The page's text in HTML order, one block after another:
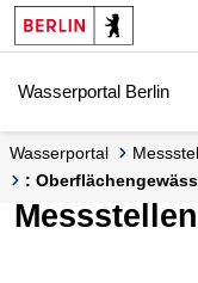
Springe zur Navigation
Springe zum Inhalt
Wasserportal Berlin
Wasserportal
:
Messstellen